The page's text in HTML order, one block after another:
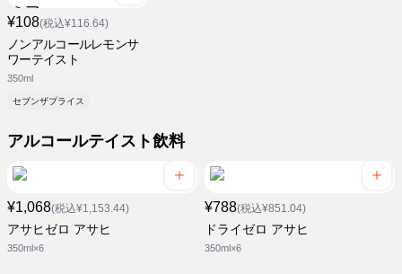
¥108(税込¥116.64)
ノンアルコールレモンサ
ワーテイスト
350ml
セブンザプライス
アルコールテイスト飲料
¥1,068(税込¥1,153.44)
アサヒゼロ アサヒ
350ml×6
¥788(税込¥851.04)
ドライゼロ アサヒ
350ml×6